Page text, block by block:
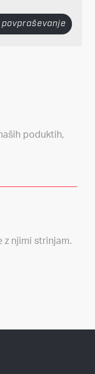
poduktih,
z njimi strinjam.